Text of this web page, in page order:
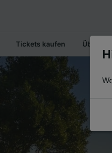
Tickets kaufen Überblick